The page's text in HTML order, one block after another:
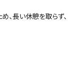
、長い休憩を取らず、